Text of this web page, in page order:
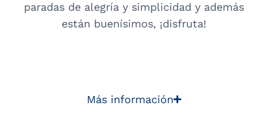
paradas de alegría y simplicidad y además
están buenísimos, ¡disfruta!
Más información